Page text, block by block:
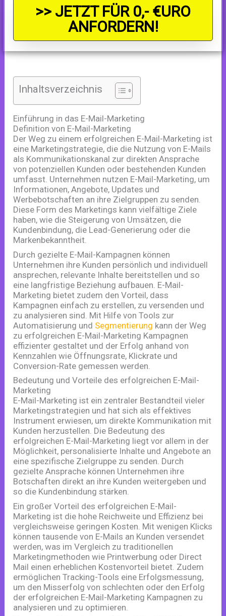
>> JETZT FÜR 0,- €URO
ANFORDERN!
Inhaltsverzeichnis
Einführung in das E-Mail-Marketing
Definition von E-Mail-Marketing
Der Weg zu einem erfolgreichen E-Mail-Marketing ist
eine Marketingstrategie, die die Nutzung von E-Mails
als Kommunikationskanal zur direkten Ansprache
von potenziellen Kunden oder bestehenden Kunden
umfasst. Unternehmen nutzen E-Mail-Marketing, um
Informationen, Angebote, Updates und
Werbebotschaften an ihre Zielgruppen zu senden.
Diese Form des Marketings kann vielfältige Ziele
haben, wie die Steigerung von Umsätzen, die
Kundenbindung, die Lead-Generierung oder die
Markenbekanntheit.
Durch gezielte E-Mail-Kampagnen können
Unternehmen ihre Kunden persönlich und individuell
ansprechen, relevante Inhalte bereitstellen und so
eine langfristige Beziehung aufbauen. E-Mail-
Marketing bietet zudem den Vorteil, dass
Kampagnen einfach zu erstellen, zu versenden und
zu analysieren sind. Mit Hilfe von Tools zur
Automatisierung und Segmentierung kann der Weg
zu erfolgreichen E-Mail-Marketing Kampagnen
effizienter gestaltet und der Erfolg anhand von
Kennzahlen wie Öffnungsrate, Klickrate und
Conversion-Rate gemessen werden.
Bedeutung und Vorteile des erfolgreichen E-Mail-
Marketing
E-Mail-Marketing ist ein zentraler Bestandteil vieler
Marketingstrategien und hat sich als effektives
Instrument erwiesen, um direkte Kommunikation mit
Kunden herzustellen. Die Bedeutung des
erfolgreichen E-Mail-Marketing liegt vor allem in der
Möglichkeit, personalisierte Inhalte und Angebote an
eine spezifische Zielgruppe zu senden. Durch
gezielte Ansprache können Unternehmen ihre
Botschaften direkt an ihre Kunden weitergeben und
so die Kundenbindung stärken.
Ein großer Vorteil des erfolgreichen E-Mail-
Marketing ist die hohe Reichweite und Effizienz bei
vergleichsweise geringen Kosten. Mit wenigen Klicks
können tausende von E-Mails an Kunden versendet
werden, was im Vergleich zu traditionellen
Marketingmethoden wie Printwerbung oder Direct
Mail einen erheblichen Kostenvorteil bietet. Zudem
ermöglichen Tracking-Tools eine Erfolgsmessung,
um den Misserfolg von schlechten oder den Erfolg
der erfolgreichen E-Mail-Marketing Kampagnen zu
analysieren und zu optimieren.